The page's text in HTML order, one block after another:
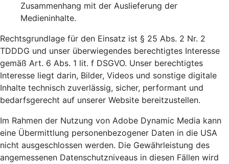
Zusammenhang mit der Auslieferung der
Medieninhalte.
Rechtsgrundlage für den Einsatz ist § 25 Abs. 2 Nr. 2
TDDDG und unser überwiegendes berechtigtes Interesse
gemäß Art. 6 Abs. 1 lit. f DSGVO. Unser berechtigtes
Interesse liegt darin, Bilder, Videos und sonstige digitale
Inhalte technisch zuverlässig, sicher, performant und
bedarfsgerecht auf unserer Website bereitzustellen.
Im Rahmen der Nutzung von Adobe Dynamic Media kann
eine Übermittlung personenbezogener Daten in die USA
nicht ausgeschlossen werden. Die Gewährleistung des
angemessenen Datenschutzniveaus in diesen Fällen wird